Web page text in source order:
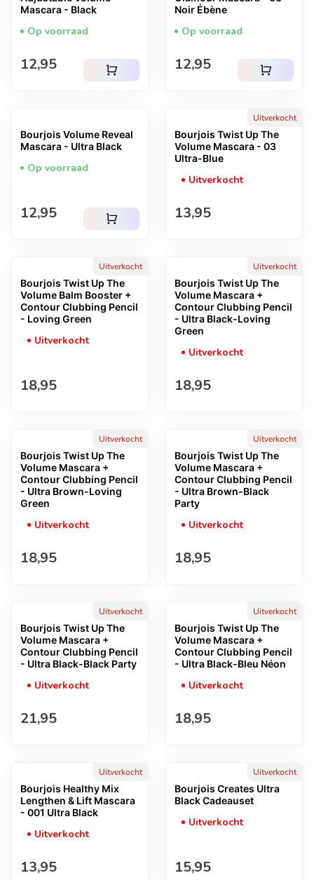
Mascara - Black
Op voorraad
Normale prijs
12,95 shopping_cart
Noir Ébène
Op voorraad
Normale prijs
12,95 shopping_cart
Bourjois Volume Reveal
Mascara - Ultra Black
Op voorraad
Normale prijs
12,95 shopping_cart
Uitverkocht
Bourjois Twist Up The
Volume Mascara - 03
Ultra-Blue
Uitverkocht
Normale prijs
13,95
Uitverkocht
Bourjois Twist Up The
Volume Balm Booster +
Contour Clubbing Pencil
- Loving Green
Uitverkocht
Normale prijs
18,95
Uitverkocht
Bourjois Twist Up The
Volume Mascara +
Contour Clubbing Pencil
- Ultra Black-Loving
Green
Uitverkocht
Normale prijs
18,95
Uitverkocht
Bourjois Twist Up The
Volume Mascara +
Contour Clubbing Pencil
- Ultra Brown-Loving
Green
Uitverkocht
Normale prijs
18,95
Uitverkocht
Bourjois Twist Up The
Volume Mascara +
Contour Clubbing Pencil
- Ultra Brown-Black
Party
Uitverkocht
Normale prijs
18,95
Uitverkocht
Bourjois Twist Up The
Volume Mascara +
Contour Clubbing Pencil
- Ultra Black-Black Party
Uitverkocht
Normale prijs
21,95
Uitverkocht
Bourjois Twist Up The
Volume Mascara +
Contour Clubbing Pencil
- Ultra Black-Bleu Néon
Uitverkocht
Normale prijs
18,95
Uitverkocht
Bourjois Healthy Mix
Lengthen & Lift Mascara
- 001 Ultra Black
Uitverkocht
Normale prijs
13,95
Uitverkocht
Bourjois Creates Ultra
Black Cadeauset
Uitverkocht
Normale prijs
15,95